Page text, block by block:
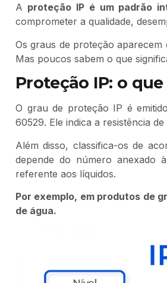
A proteção IP é um padrão
comprometer a qualidade,
Os graus de proteção aparecem
Mas poucos sabem o que
Proteção IP: o que
O grau de proteção IP é
60529. Ele indica a resistência
Além disso, classifica-os de
depende do número anexado
referente aos líquidos.
Por exemplo, em produtos de
de água.